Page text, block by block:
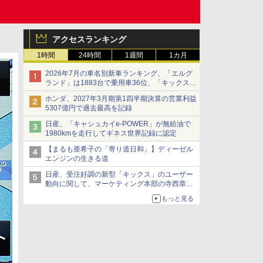
アクセスランキング
1時間 24時間 1週間 1カ月
2026年7月の車名別新車ランキング、「エルグ
ランド」は1883台で乗用車36位、「キックス」
は2591台で27位に
ホンダ、2027年3月期第1四半期決算の営業利益
5307億円で過去最高を記録
日産、「キャシュカイe-POWER」が無給油で
1980kmを走行してギネス世界記録に認定
【まるも亜希子の「寄り道日和」】ディーゼル
エンジンの生きる道
日産、受注好調の新型「キックス」のユーザー
動向に関して、マーケティング本部の寺西章氏
もっと見る